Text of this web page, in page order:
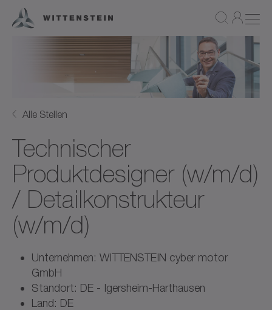
Alle Stellen
Technischer
Produktdesigner (w/m/d)
/ Detailkonstrukteur
(w/m/d)
Unternehmen: WITTENSTEIN cyber motor
GmbH
Standort: DE - Igersheim-Harthausen
Land: DE